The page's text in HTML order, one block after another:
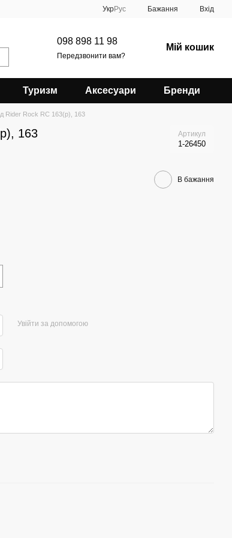
УкрРус Бажання Вхід
098 898 11 98
Передзвонити вам?
Мій кошик
Туризм Аксесуари Бренди
Rider Rock RC 163(р), 163
163 Артикул
1-26450
В бажання
Увійти за допомогою